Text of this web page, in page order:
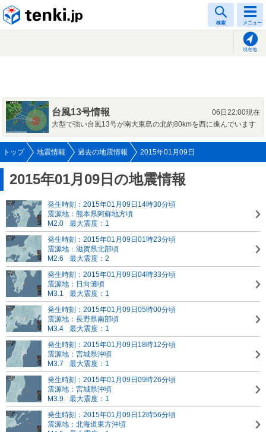
検索 メニュー
現在地
台風13号情報
06日22:00現在
大型で強い台風13号が南大東島の北約80kmを西に進んでいます
トップ 地震情報 過去の地震情報 2015年01月09日
2015年01月09日の地震情報
発生時刻：2015年01月09日14時30分頃
震源地：熊本県阿蘇地方頃
M2.0
最大震度：1
発生時刻：2015年01月09日01時23分頃
震源地：滋賀県北部頃
M2.6
最大震度：2
発生時刻：2015年01月09日04時33分頃
震源地：日向灘頃
M3.1
最大震度：1
発生時刻：2015年01月09日05時00分頃
震源地：長野県南部頃
M3.4
最大震度：1
発生時刻：2015年01月09日18時12分頃
震源地：宮城県沖頃
M3.7
最大震度：1
発生時刻：2015年01月09日09時26分頃
震源地：宮城県沖頃
M3.9
最大震度：1
発生時刻：2015年01月09日12時56分頃
震源地：北海道東方沖頃